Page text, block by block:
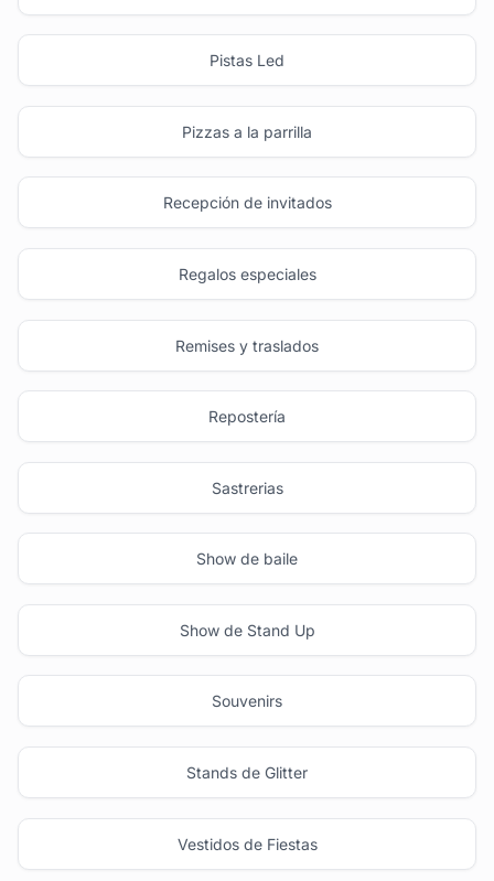
Pistas Led
Pizzas a la parrilla
Recepción de invitados
Regalos especiales
Remises y traslados
Repostería
Sastrerias
Show de baile
Show de Stand Up
Souvenirs
Stands de Glitter
Vestidos de Fiestas